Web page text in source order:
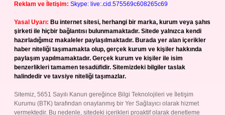
Reklam ve İletişim: Skype: live:.cid.575569c608265c69
Yasal Uyarı: Bu internet sitesi, herhangi bir marka, kurum veya şahıs
şirketi ile hiçbir bağlantısı bulunmamaktadır. Sitede yalnızca kendi
hazırladığımız makaleler paylaşılmaktadır. Burada yer alan içerikler
haber niteliği taşımamakta olup, gerçek kurum ve kişiler hakkında
paylaşım yapılmamaktadır. Gerçek kurum ve kişiler ile isim
benzerlikleri tamamen tesadüfidir. Sitemizdeki bilgiler taslak
halindedir ve tavsiye niteliği taşımazlar.
Sitemiz, 5651 Sayılı Kanun gereğince Bilgi Teknolojileri ve İletişim
Kurumu (BTK) tarafından onaylanmış bir Yer Sağlayıcı olarak hizmet
vermektedir. Bu nedenle, sitedeki içerikleri proaktif olarak denetleme